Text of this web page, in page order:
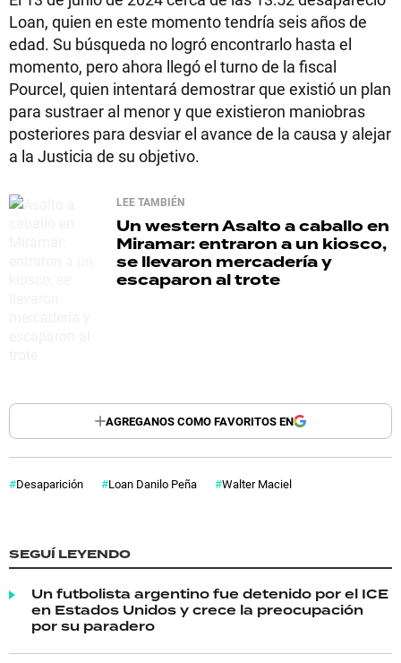
Loan, quien en este momento tendría seis años de
edad. Su búsqueda no logró encontrarlo hasta el
momento, pero ahora llegó el turno de la fiscal
Pourcel, quien intentará demostrar que existió un plan
para sustraer al menor y que existieron maniobras
posteriores para desviar el avance de la causa y alejar
a la Justicia de su objetivo.
LEE TAMBIÉN
Un westernAsalto a caballo en
Miramar: entraron a un kiosco,
se llevaron mercadería y
escaparon al trote
AGREGANOS COMO FAVORITOS EN
Desaparición Loan Danilo Peña Walter Maciel
SEGUÍ LEYENDO
Un futbolista argentino fue detenido por el ICE
en Estados Unidos y crece la preocupación
por su paradero